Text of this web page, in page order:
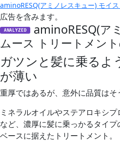
aminoRESQ(アミノレスキュー) モイ
広告を含みます。
ANALYZED
aminoRESQ(ア
ムース トリートメン
ガツンと髪に乗るよ
が薄い
重厚ではあるが、意外に品質はそ
ミネラルオイルやステアロキシ
など、 濃厚に髪に乗っかるタイ
ベースに据えたトリートメント。